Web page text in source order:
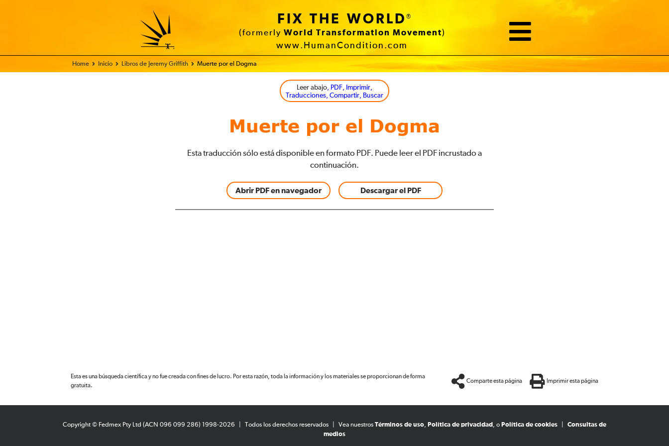
FIX THE WORLD®
(formerly World Transformation Movement)
www.HumanCondition.com
Home Inicio Libros de Jeremy Griffith Muerte por el Dogma
Leer abajo, PDF, Imprimir,
Traducciones, Compartir, Buscar
Muerte por el Dogma
Esta traducción sólo está disponible en formato PDF. Puede leer el PDF incrustado a
continuación.
Abrir PDF en navegador Descargar el PDF
Esta es una búsqueda científica y no fue creada con fines de lucro. Por esta razón, toda la información y los materiales se proporcionan de forma
gratuita.
Comparte esta página Imprimir esta página
Copyright © Fedmex Pty Ltd (ACN 096 099 286) 1998-2026 Todos los derechos reservados Vea nuestros Términos de uso, Política de privacidad , o Política de cookies
Consultas de
medios